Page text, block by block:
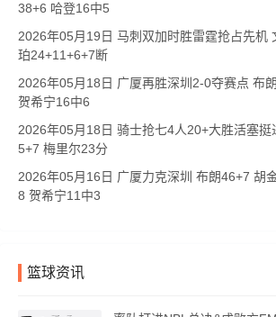
38+6 哈登16中5
2026年05月19日 马刺双加时胜雷霆抢占先机
珀24+11+6+7断
2026年05月18日 广厦再胜深圳2-0夺赛点 布
贺希宁16中6
2026年05月18日 骑士抢七4人20+大胜活塞
5+7 梅里尔23分
2026年05月16日 广厦力克深圳 布朗46+7 胡
8 贺希宁11中3
篮球资讯